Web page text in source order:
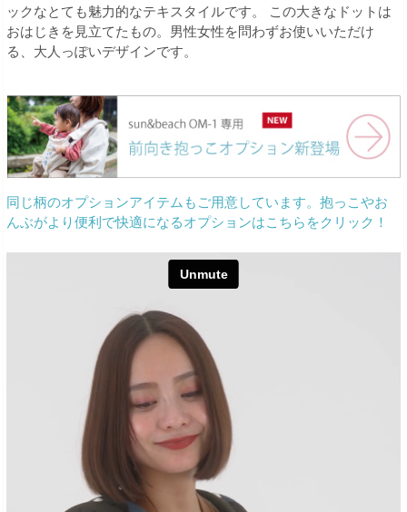
ックなとても魅力的なテキスタイルです。 この大きなドットは
おはじきを見立てたもの。男性女性を問わずお使いいただけ
る、大人っぽいデザインです。
同じ柄のオプションアイテムもご用意しています。抱っこやお
んぶがより便利で快適になるオプションはこちらをクリック！